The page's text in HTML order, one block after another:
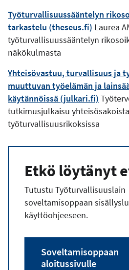
Työturvallisuussääntelyn
tarkastelu (theseus.fi) Laurea
työturvallisuussääntelyn
näkökulmasta
Yhteisövastuu, turvallisuus ja
muuttuvan työelämän ja
käytännöissä (julkari.fi)
tutkimusjulkaisu yhteisösakoista
työturvallisuusrikoksissa
Etkö löytänyt
Tutustu Työturvallisuuslain
soveltamisoppaan
käyttöohjeeseen.
Soveltamisoppaan
aloitussivulle